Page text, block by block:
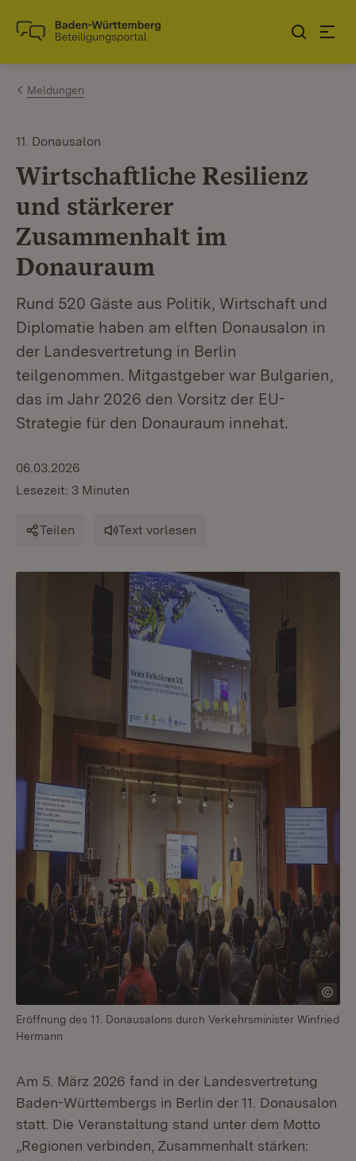
Zum Inhalt springen
Link zur Startseite
Meldungen
11. Donausalon
Wirtschaftliche Resilienz
und stärkerer
Zusammenhalt im
Donauraum
Rund 520 Gäste aus Politik, Wirtschaft und
Diplomatie haben am elften Donausalon in
der Landesvertretung in Berlin
teilgenommen. Mitgastgeber war Bulgarien,
das im Jahr 2026 den Vorsitz der EU-
Strategie für den Donauraum innehat.
06.03.2026
Lesezeit: 3 Minuten
Teilen Text vorlesen
Eröffnung des 11. Donausalons durch Verkehrsminister Winfried
Hermann
Am 5. März 2026 fand in der Landesvertretung
Baden-Württembergs in Berlin der 11. Donausalon
statt. Die Veranstaltung stand unter dem Motto
„Regionen verbinden, Zusammenhalt stärken: